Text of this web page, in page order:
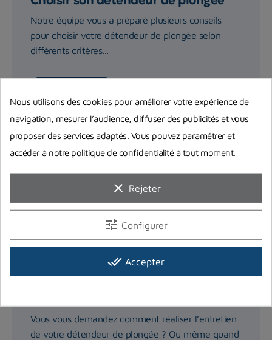
Notre équipe vous a préparé plusieurs conseils
pour choisir votre détendeur de plongée selon
différents critères...
Vous vous demandez comment réaliser l’entretien
de votre détendeur de plongée ? Ou même quand
Nous utilisons des cookies pour améliorer votre expérience de
navigation, mesurer l’audience, diffuser des publicités et vous
proposer des services adaptés. Vous pouvez paramétrer et
accéder à notre politique de confidentialité à tout moment.
clear Rejeter
tune Configurer
done_all Accepter